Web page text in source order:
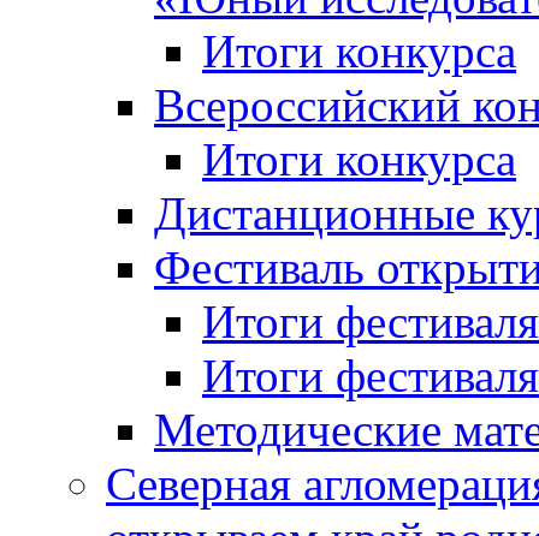
Итоги конкурса
Всероссийский
Итоги конкурса
Дистанционные
Фестиваль
Итоги
Итоги
Методические
Северная